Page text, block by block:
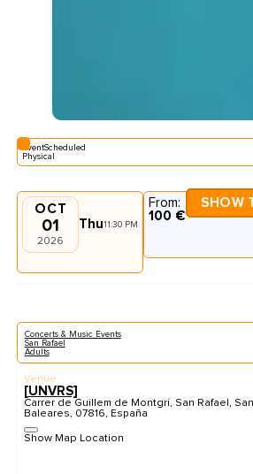
EventScheduled
Physical
OCT
01
2026
Thu11:30 PM
From:
100 €
SHOW
Concerts & Music Events
San Rafael
Adults
Venue
[UNVRS]
Carrer de Guillem de Montgrí, San Rafael,
Baleares, 07816, España
Show Map Location